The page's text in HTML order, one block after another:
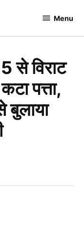
Menu
से विराट
पत्ता,
बुलाया